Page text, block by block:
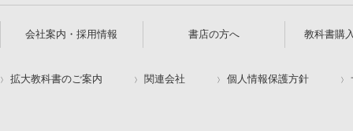
会社案内・採用情報 書店の方へ 教科書購
拡大教科書のご案内 関連会社 個人情報保護方針